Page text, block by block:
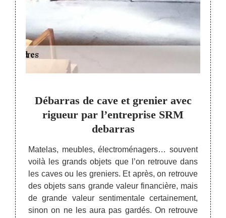
pour
Débarras de cave et grenier avec
rigueur par l’entreprise SRM
debarras
Matelas, meubles, électroménagers… souvent
voilà les grands objets que l’on retrouve dans
les caves ou les greniers. Et après, on retrouve
des objets sans grande valeur financière, mais
de grande valeur sentimentale certainement,
sinon on ne les aura pas gardés. On retrouve